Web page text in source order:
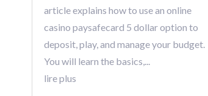
article explains how to use an online
casino paysafecard 5 dollar option to
deposit, play, and manage your budget.
You will learn the basics,...
lire plus